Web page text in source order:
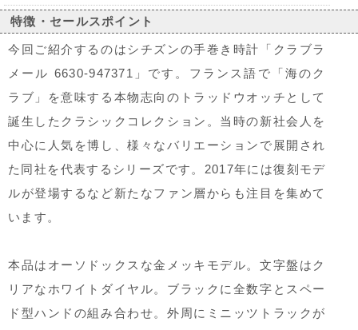
特徴・セールスポイント
今回ご紹介するのはシチズンの手巻き時計「クラブラ
メール 6630-947371」です。フランス語で「海のク
ラブ」を意味する本物志向のトラッドウオッチとして
誕生したクラシックコレクション。当時の新社会人を
中心に人気を博し、様々なバリエーションで展開され
た同社を代表するシリーズです。2017年には復刻モデ
ルが登場するなど新たなファン層からも注目を集めて
います。
本品はオーソドックスな金メッキモデル。文字盤はク
リアなホワイトダイヤル。ブラックに全数字とスペー
ド型ハンドの組み合わせ。外周にミニッツトラックが